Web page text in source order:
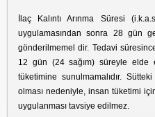
İlaç Kalıntı Arınma Süresi
uygulamasından sonra 28 gün
gönderilmemel dir. Tedavi
12 gün (24 sağım) süreyle
tüketimine sunulmamalıdır.
olması nedeniyle, insan tüketimi
uygulanması tavsiye edilmez.